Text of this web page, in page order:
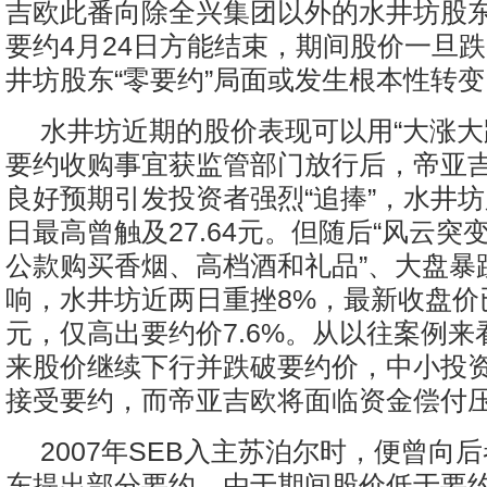
吉欧此番向除全兴集团以外的水井坊股
要约4月24日方能结束，期间股价一旦
井坊股东“零要约”局面或发生根本性转
水井坊近期的股价表现可以用“大涨
要约收购事宜获监管部门放行后，帝亚
良好预期引发投资者强烈“追捧”，水井
日最高曾触及27.64元。但随后“风云突
公款购买香烟、高档酒和礼品”、大盘
响，水井坊近两日重挫8%，最新收盘
元，仅高出要约价7.6%。从以往案例来
来股价继续下行并跌破要约价，中小投
接受要约，而帝亚吉欧将面临资金偿付
2007年SEB入主苏泊尔时，便曾向